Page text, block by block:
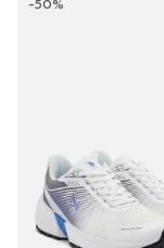
-50%